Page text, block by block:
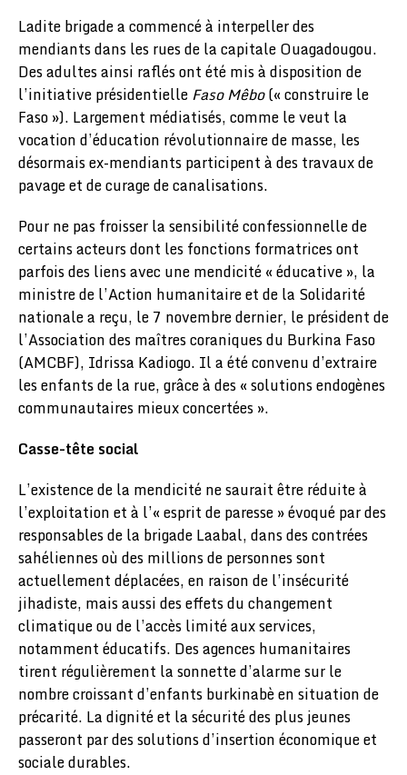
Ladite brigade a commencé à interpeller des
mendiants dans les rues de la capitale Ouagadougou.
Des adultes ainsi raflés ont été mis à disposition de
l’initiative présidentielleFaso Mêbo(« construire le
Faso »). Largement médiatisés, comme le veut la
vocation d’éducation révolutionnaire de masse, les
désormais ex-mendiants participent à des travaux de
pavage et de curage de canalisations.
Pour ne pas froisser la sensibilité confessionnelle de
certains acteurs dont les fonctions formatrices ont
parfois des liens avec une mendicité « éducative », la
ministre de l’Action humanitaire et de la Solidarité
nationale a reçu, le 7 novembre dernier, le président de
l’Association des maîtres coraniques du Burkina Faso
(AMCBF), Idrissa Kadiogo. Il a été convenu d’extraire
les enfants de la rue, grâce à des « solutions endogènes
communautaires mieux concertées ».
Casse-tête social
L’existence de la mendicité ne saurait être réduite à
l’exploitation et à l’« esprit de paresse » évoqué par des
responsables de la brigade Laabal, dans des contrées
sahéliennes où des millions de personnes sont
actuellement déplacées, en raison de l’insécurité
jihadiste, mais aussi des effets du changement
climatique ou de l’accès limité aux services,
notamment éducatifs. Des agences humanitaires
tirent régulièrement la sonnette d’alarme sur le
nombre croissant d’enfants burkinabè en situation de
précarité. La dignité et la sécurité des plus jeunes
passeront par des solutions d’insertion économique et
sociale durables.